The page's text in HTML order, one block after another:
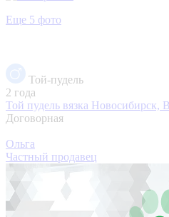
Еще 5 фото
Той-пудель
2 года
Той пудель вязка Новосибирск,
Договорная
Ольга
Частный продавец